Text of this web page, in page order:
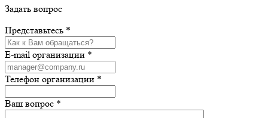
Задать вопрос
Представьтесь *
E-mail организации *
Телефон организации *
Ваш вопрос *